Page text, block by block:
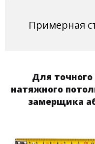
Примерная
Для
натяжного
замерщика